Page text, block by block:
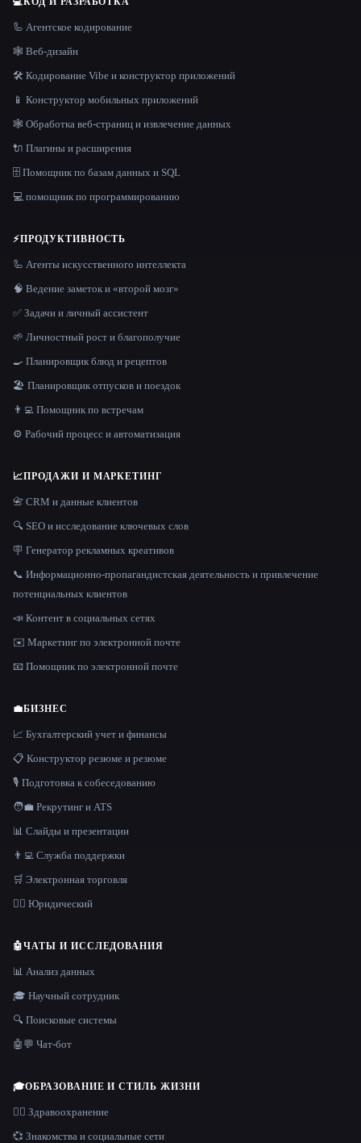
🦾 Агентское кодирование
🕸 Веб-дизайн
🛠️ Кодирование Vibe и конструктор приложений
📱 Конструктор мобильных приложений
🕸️ Обработка веб-страниц и извлечение данных
🔌 Плагины и расширения
🗄️ Помощник по базам данных и SQL
💻 помощник по программированию
⚡ПРОДУКТИВНОСТЬ
🦾 Агенты искусственного интеллекта
🧠 Ведение заметок и «второй мозг»
✅ Задачи и личный ассистент
🌱 Личностный рост и благополучие
🍳 Планировщик блюд и рецептов
🏖 Планировщик отпусков и поездок
👨‍💻 Помощник по встречам
⚙️ Рабочий процесс и автоматизация
📈ПРОДАЖИ И МАРКЕТИНГ
📇 CRM и данные клиентов
🔍 SEO и исследование ключевых слов
🪧 Генератор рекламных креативов
📞 Информационно-пропагандистская деятельность и привлечение
потенциальных клиентов
📣 Контент в социальных сетях
✉️ Маркетинг по электронной почте
📧 Помощник по электронной почте
💼БИЗНЕС
📈 Бухгалтерский учет и финансы
📋 Конструктор резюме и резюме
🎙️ Подготовка к собеседованию
🧑‍💼 Рекрутинг и ATS
📊 Слайды и презентации
👨‍💻 Служба поддержки
🛒 Электронная торговля
👩‍⚖️ Юридический
🤖ЧАТЫ И ИССЛЕДОВАНИЯ
📊 Анализ данных
🎓 Научный сотрудник
🔍 Поисковые системы
🤖💬 Чат-бот
🎓ОБРАЗОВАНИЕ И СТИЛЬ ЖИЗНИ
👩‍⚕️ Здравоохранение
💞 Знакомства и социальные сети